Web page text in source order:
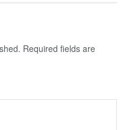
Required fields are